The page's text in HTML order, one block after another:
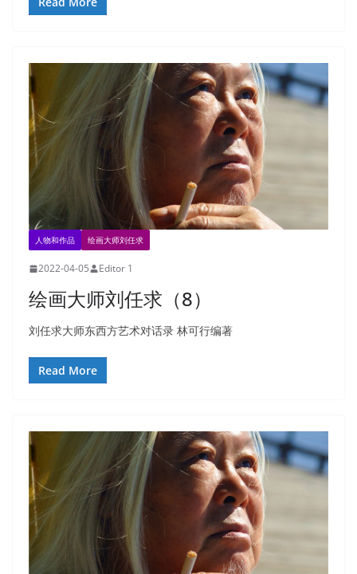
人物和作品 绘画大师刘任求
2022-04-05 Editor 1
绘画大师刘任求（8）
刘任求大师东西方艺术对话录 林可行编著
Read More